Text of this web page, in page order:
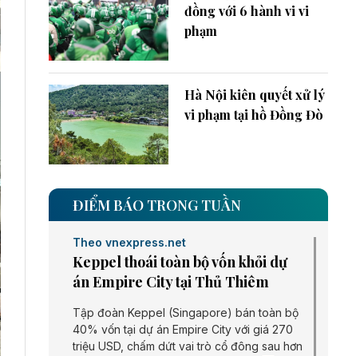
đồng với 6 hành vi vi
phạm
Hà Nội kiên quyết xử lý
vi phạm tại hồ Đồng Đò
ĐIỂM BÁO TRONG TUẦN
Theo vnexpress.net
Keppel thoái toàn bộ vốn khỏi dự
án Empire City tại Thủ Thiêm
Tập đoàn Keppel (Singapore) bán toàn bộ
40% vốn tại dự án Empire City với giá 270
triệu USD, chấm dứt vai trò cổ đông sau hơn